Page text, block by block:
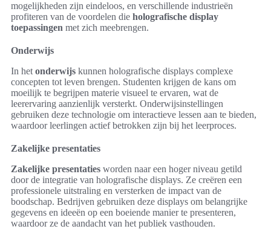
mogelijkheden zijn eindeloos, en verschillende industrieën
profiteren van de voordelen die holografische display
toepassingen met zich meebrengen.
Onderwijs
In het onderwijs kunnen holografische displays complexe
concepten tot leven brengen. Studenten krijgen de kans om
moeilijk te begrijpen materie visueel te ervaren, wat de
leerervaring aanzienlijk versterkt. Onderwijsinstellingen
gebruiken deze technologie om interactieve lessen aan te bieden,
waardoor leerlingen actief betrokken zijn bij het leerproces.
Zakelijke presentaties
Zakelijke presentaties worden naar een hoger niveau getild
door de integratie van holografische displays. Ze creëren een
professionele uitstraling en versterken de impact van de
boodschap. Bedrijven gebruiken deze displays om belangrijke
gegevens en ideeën op een boeiende manier te presenteren,
waardoor ze de aandacht van het publiek vasthouden.